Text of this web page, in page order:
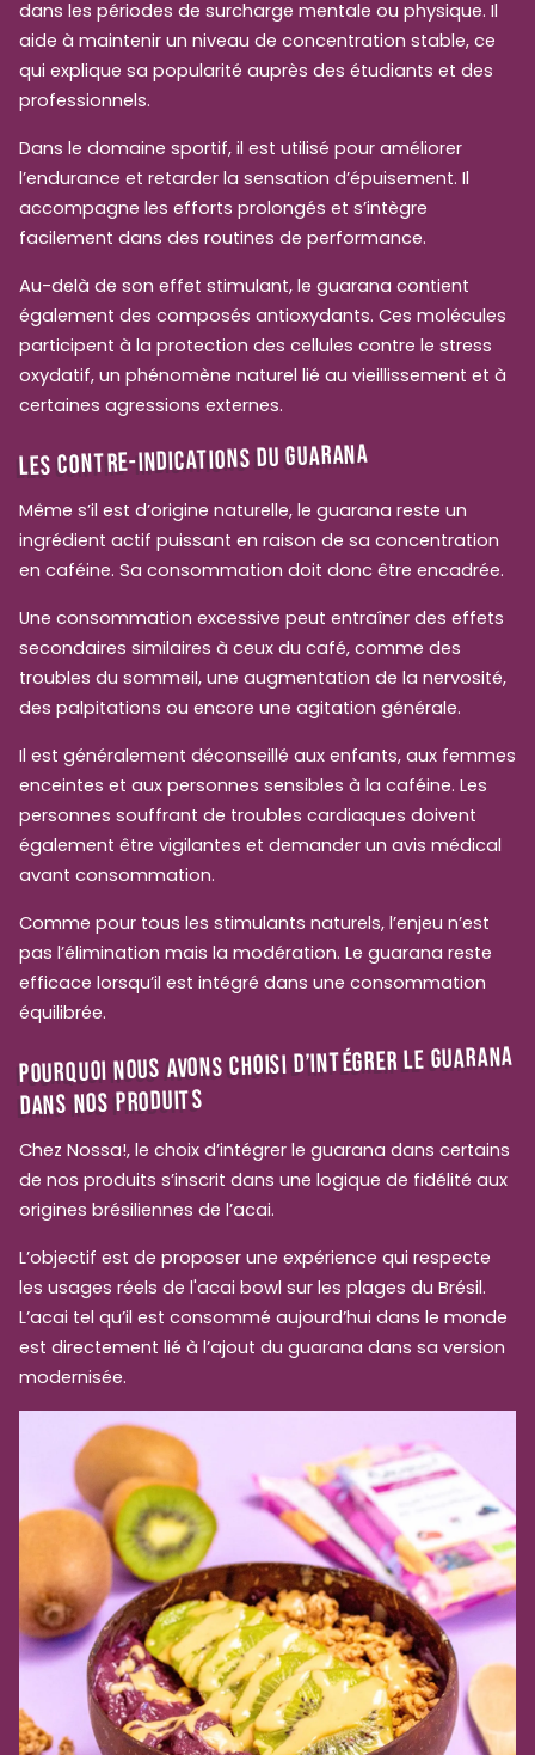
dans les périodes de surcharge mentale ou physique. Il
aide à maintenir un niveau de concentration stable, ce
qui explique sa popularité auprès des étudiants et des
professionnels.
Dans le domaine sportif, il est utilisé pour améliorer
l’endurance et retarder la sensation d’épuisement. Il
accompagne les efforts prolongés et s’intègre
facilement dans des routines de performance.
Au-delà de son effet stimulant, le guarana contient
également des composés antioxydants. Ces molécules
participent à la protection des cellules contre le stress
oxydatif, un phénomène naturel lié au vieillissement et à
certaines agressions externes.
LES CONTRE-INDICATIONS DU GUARANA
Même s’il est d’origine naturelle, le guarana reste un
ingrédient actif puissant en raison de sa concentration
en caféine. Sa consommation doit donc être encadrée.
Une consommation excessive peut entraîner des effets
secondaires similaires à ceux du café, comme des
troubles du sommeil, une augmentation de la nervosité,
des palpitations ou encore une agitation générale.
Il est généralement déconseillé aux enfants, aux femmes
enceintes et aux personnes sensibles à la caféine. Les
personnes souffrant de troubles cardiaques doivent
également être vigilantes et demander un avis médical
avant consommation.
Comme pour tous les stimulants naturels, l’enjeu n’est
pas l’élimination mais la modération. Le guarana reste
efficace lorsqu’il est intégré dans une consommation
équilibrée.
POURQUOI NOUS AVONS CHOISI D’INTÉGRER LE GUARANA
DANS NOS PRODUITS
Chez Nossa!, le choix d’intégrer le guarana dans certains
de nos produits s’inscrit dans une logique de fidélité aux
origines brésiliennes de l’acai.
L’objectif est de proposer une expérience qui respecte
les usages réels de l'acai bowl sur les plages du Brésil.
L’acai tel qu’il est consommé aujourd’hui dans le monde
est directement lié à l’ajout du guarana dans sa version
modernisée.